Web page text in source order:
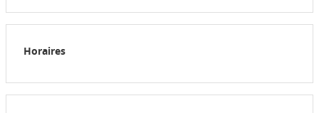
Horaires